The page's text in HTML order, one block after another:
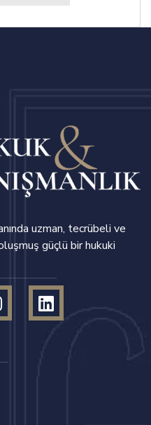
uzman, tecrübeli ve
güçlü bir hukuki